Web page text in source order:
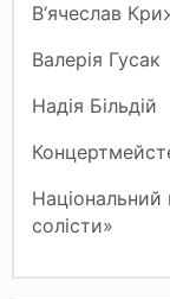
В‘ячеслав
Валерія Гусак
Надія Більдій
Національний
солісти»